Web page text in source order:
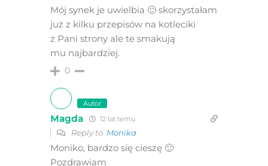
Mój synek je uwielbia 🙂 skorzystałam
już z kilku przepisów na kotleciki
z Pani strony ale te smakują
mu najbardziej.
0
Autor
Magda 12 lat temu
Reply to Monika
Moniko, bardzo się cieszę 🙂
Pozdrawiam